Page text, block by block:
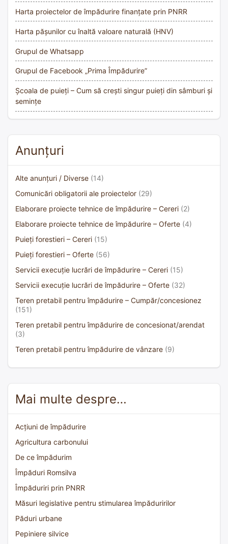
Harta proiectelor de împădurire finanțate prin PNRR
Harta pășunilor cu înaltă valoare naturală (HNV)
Grupul de Whatsapp
Grupul de Facebook „Prima Împădurire”
Școala de puieți – Cum să crești singur puieți din sâmburi și
semințe
Anunțuri
Alte anunțuri / Diverse (14)
Comunicări obligatorii ale proiectelor (29)
Elaborare proiecte tehnice de împădurire – Cereri (2)
Elaborare proiecte tehnice de împădurire – Oferte (4)
Puieți forestieri – Cereri (15)
Puieți forestieri – Oferte (56)
Servicii execuție lucrări de împădurire – Cereri (15)
Servicii execuție lucrări de împădurire – Oferte (32)
Teren pretabil pentru împădurire – Cumpăr/concesionez
(151)
Teren pretabil pentru împădurire de concesionat/arendat
(3)
Teren pretabil pentru împădurire de vânzare (9)
Mai multe despre…
Acțiuni de împădurire
Agricultura carbonului
De ce împădurim
Împăduri Romsilva
Împăduriri prin PNRR
Măsuri legislative pentru stimularea împăduririlor
Păduri urbane
Pepiniere silvice